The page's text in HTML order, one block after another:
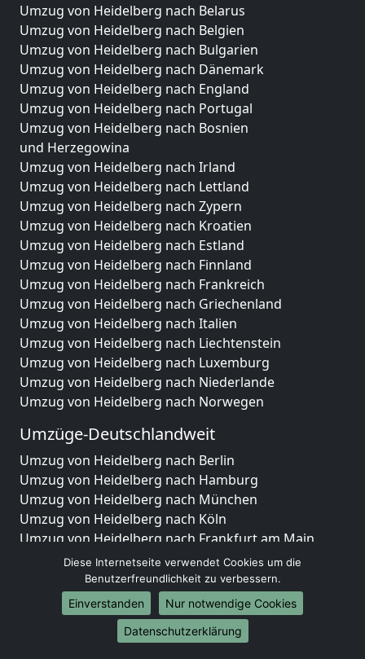
Umzug von Heidelberg nach Belarus
Umzug von Heidelberg nach Belgien
Umzug von Heidelberg nach Bulgarien
Umzug von Heidelberg nach Dänemark
Umzug von Heidelberg nach England
Umzug von Heidelberg nach Portugal
Umzug von Heidelberg nach Bosnien
und Herzegowina
Umzug von Heidelberg nach Irland
Umzug von Heidelberg nach Lettland
Umzug von Heidelberg nach Zypern
Umzug von Heidelberg nach Kroatien
Umzug von Heidelberg nach Estland
Umzug von Heidelberg nach Finnland
Umzug von Heidelberg nach Frankreich
Umzug von Heidelberg nach Griechenland
Umzug von Heidelberg nach Italien
Umzug von Heidelberg nach Liechtenstein
Umzug von Heidelberg nach Luxemburg
Umzug von Heidelberg nach Niederlande
Umzug von Heidelberg nach Norwegen
Umzüge-Deutschlandweit
Umzug von Heidelberg nach Berlin
Umzug von Heidelberg nach Hamburg
Umzug von Heidelberg nach München
Umzug von Heidelberg nach Köln
Umzug von Heidelberg nach Frankfurt am Main
Umzug von Heidelberg nach Stuttgart
Umzug von Heidelberg nach Düsseldorf
Umzug von Heidelberg nach Leipzig
Umzug von Heidelberg nach Dortmund
Umzug von Heidelberg nach Essen
Diese Internetseite verwendet Cookies um die
Benutzerfreundlichkeit zu verbessern.
Einverstanden
Nur notwendige Cookies
Datenschutzerklärung